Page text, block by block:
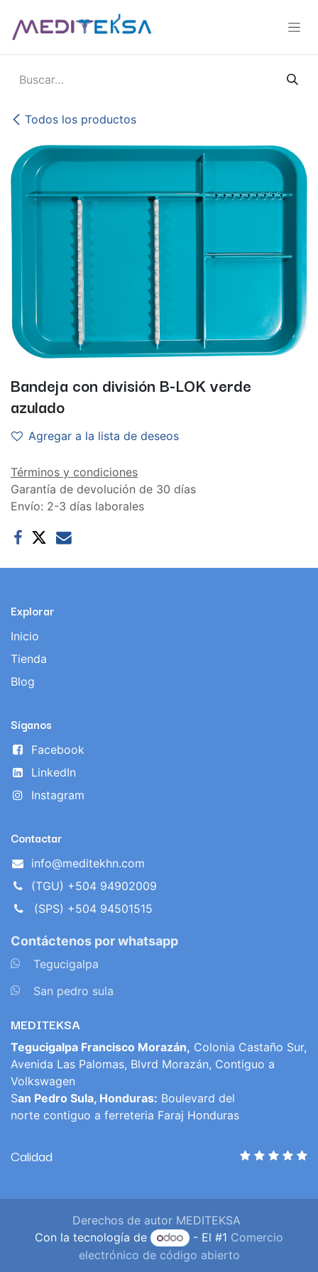
Todos los productos
Bandeja con división B-LOK verde
azulado
Agregar a la lista de deseos
Términos y condiciones
Garantía de devolución de 30 días
Envío: 2-3 días laborales
Explorar
Inicio
Tienda
Blog
Síganos
Facebook
LinkedIn
Instagram
Contactar
info@meditekhn.com
(TGU) +504 94902009
(SPS) +504 94501515
Contáctenos por whatsapp
Tegucigalpa
San pedro sula
MEDITEKSA
Tegucigalpa Francisco Morazán, Colonia Castaño Sur,
Avenida Las Palomas, Blvrd Morazán, Contiguo a
Volkswagen
San Pedro Sula, Honduras: Boulevard del
norte contiguo a ferreteria Faraj Honduras
Calidad
Derechos de autor MEDITEKSA
Con la tecnología de
- El #1 Comercio
electrónico de código abierto